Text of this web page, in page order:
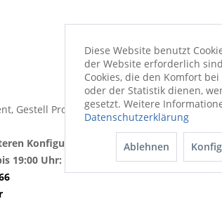
Gestell Profilkufe Aluminium
Konfigurationswünschen beraten wir
19:00 Uhr:
Diese Website benutzt
der Website erforderlich
Cookies, die den Komfort
oder der Statistik dienen,
gesetzt. Weitere
Datenschutzerklärung
Ablehnen